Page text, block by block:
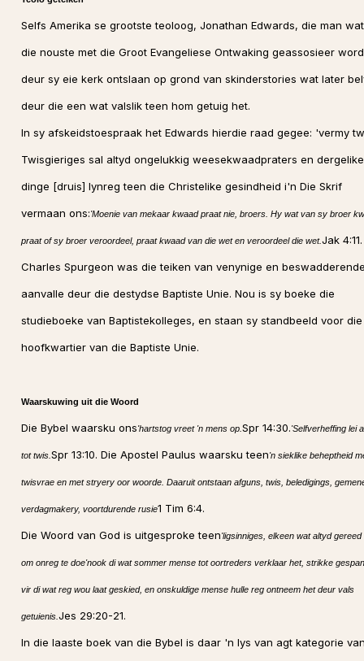
Selfs Amerika se grootste teoloog, Jonathan Edwards, die man wat
die nouste met die Groot Evangeliese Ontwaking geassosieer
deur sy eie kerk ontslaan op grond van skinderstories wat later
deur die een wat valslik teen hom getuig het.
In sy afskeidstoespraak het Edwards hierdie raad gegee: 'vermy
Twisgieriges sal altyd ongelukkig weesekwaadpraters en dergelike
dinge [druis] lynreg teen die Christelike gesindheid i'n Die Skrif
vermaan ons:'Moenie van mekaar kwaad praat nie, broers. Hy wat van sy broer
praat of sy broer veroordeel, praat kwaad van die wet en veroordeel die wet.Jak 4:11.
Charles Spurgeon was die teiken van venynige en
aanvalle deur die destydse Baptiste Unie. Nou is sy boeke die
studieboeke van Baptistekolleges, en staan sy standbeeld voor die
hoofkwartier van die Baptiste Unie.
Waarskuwing uit die Woord
Die Bybel waarsku ons'hartstog vreet 'n mens op. Spr 14:30.'Selfverheffing lei
tot twis. Spr 13:10. Die Apostel Paulus waarsku teen'n sieklike beheptheid
twisvrae en met stryery oor woorde. Daaruit ontstaan afguns, twis, beledigings,
verdagmakery, voortdurende rusie1 Tim 6:4.
Die Woord van God is uitgesproke teen'ligsinniges, elkeen wat altyd gereed
om onreg te doe'nook di wat sommer mense tot oortreders verklaar het, strikke
vir di wat reg wou laat geskied, en onskuldige mense hulle reg ontneem het deur vals
getuienis. Jes 29:20-21.
In die laaste boek van die Bybel is daar 'n lys van agt kategorie